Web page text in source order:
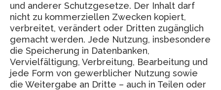
und anderer Schutzgesetze. Der Inhalt darf
nicht zu kommerziellen Zwecken kopiert,
verbreitet, verändert oder Dritten zugänglich
gemacht werden. Jede Nutzung, insbesondere
die Speicherung in Datenbanken,
Vervielfältigung, Verbreitung, Bearbeitung und
jede Form von gewerblicher Nutzung sowie
die Weitergabe an Dritte – auch in Teilen oder